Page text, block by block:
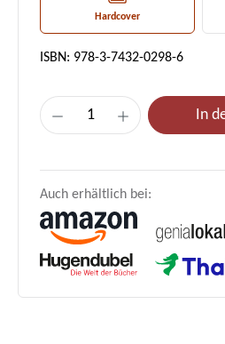
Hardcover
ISBN: 978-3-7432-0298-6
Produkt Anzahl: GibIn
Auch erhältlich bei: